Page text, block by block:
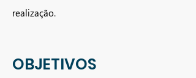
realização.
OBJETIVOS